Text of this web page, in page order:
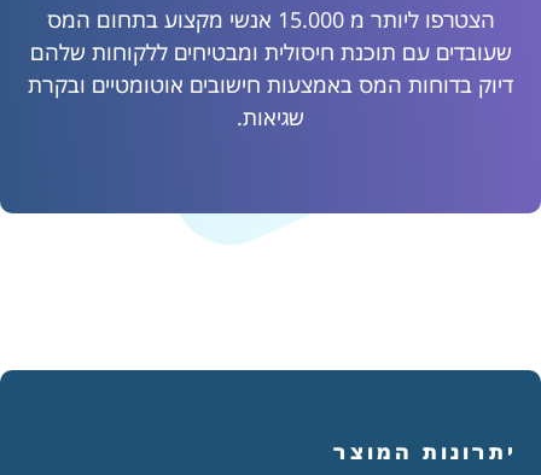
הצטרפו ליותר מ 15.000 אנשי מקצוע בתחום המס
שעובדים עם תוכנת חיסולית ומבטיחים ללקוחות שלהם
דיוק בדוחות המס באמצעות חישובים אוטומטיים ובקרת
שגיאות.
יתרונות המוצר